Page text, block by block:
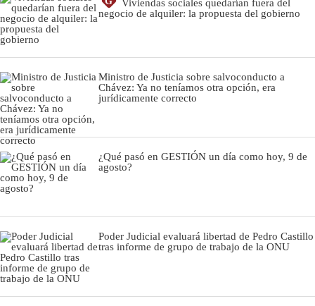
Viviendas sociales quedarían fuera del
negocio de alquiler: la propuesta del gobierno
Ministro de Justicia sobre salvoconducto a
Chávez: Ya no teníamos otra opción, era
jurídicamente correcto
¿Qué pasó en GESTIÓN un día como hoy, 9 de
agosto?
Poder Judicial evaluará libertad de Pedro Castillo
tras informe de grupo de trabajo de la ONU